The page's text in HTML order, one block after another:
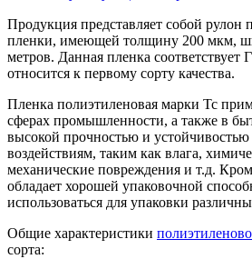
Продукция представляет собой рулон
пленки, имеющей толщину 200 мкм,
метров. Данная пленка
относится к первому сорту качества.
Пленка полиэтиленовая марки Тс
сферах промышленности, а также в
высокой прочностью и
воздействиям, таким как влага,
механические повреждения и т.д.
обладает хорошей упаковочной
использоваться для упаковки
Общие характеристики
сорта: